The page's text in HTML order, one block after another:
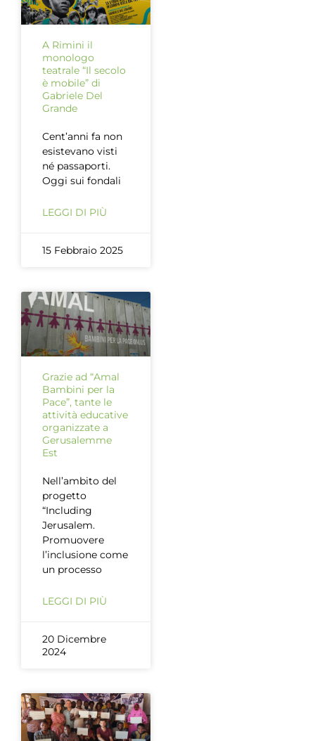
A Rimini il
monologo
teatrale “Il secolo
è mobile” di
Gabriele Del
Grande
Cent’anni fa non
esistevano visti
né passaporti.
Oggi sui fondali
LEGGI DI PIÙ
15 Febbraio 2025
Grazie ad “Amal
Bambini per la
Pace”, tante le
attività educative
organizzate a
Gerusalemme
Est
Nell’ambito del
progetto
“Including
Jerusalem.
Promuovere
l’inclusione come
un processo
LEGGI DI PIÙ
20 Dicembre
2024